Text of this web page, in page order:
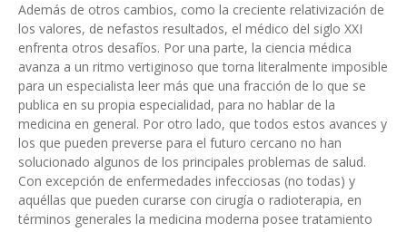
Además de otros cambios, como la creciente relativización de
los valores, de nefastos resultados, el médico del siglo XXI
enfrenta otros desafíos. Por una parte, la ciencia médica
avanza a un ritmo vertiginoso que torna literalmente imposible
para un especialista leer más que una fracción de lo que se
publica en su propia especialidad, para no hablar de la
medicina en general. Por otro lado, que todos estos avances y
los que pueden preverse para el futuro cercano no han
solucionado algunos de los principales problemas de salud.
Con excepción de enfermedades infecciosas (no todas) y
aquéllas que pueden curarse con cirugía o radioterapia, en
términos generales la medicina moderna posee tratamiento